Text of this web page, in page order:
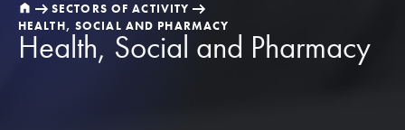
SECTORS OF ACTIVITY
HEALTH, SOCIAL AND PHARMACY
Health, Social and Pharmacy